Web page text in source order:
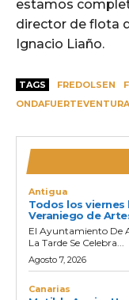
estamos
director de flota
Ignacio Liaño.
TAGS FREDOLSEN
ONDAFUERTEVENTURA
Antigua
Todos los viernes
Veraniego de
El Ayuntamiento De
La Tarde Se Celebra...
Agosto 7, 2026
Canarias